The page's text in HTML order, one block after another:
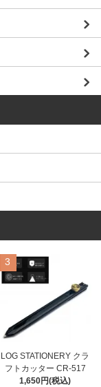
3
LOG STATIONERY クラ
フトカッター CR-517
1,650円(税込)